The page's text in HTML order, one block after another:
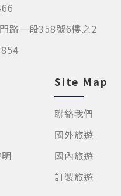
路一段358號6樓之2
Site Map
聯絡我們
國外旅遊
國內旅遊
訂製旅遊